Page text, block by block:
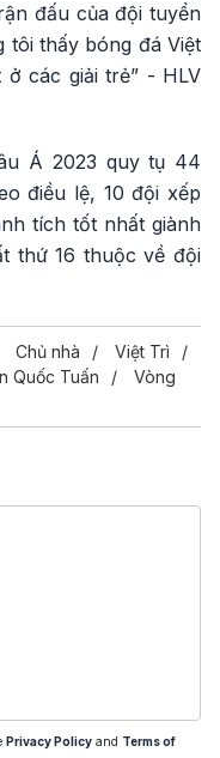
đấu của đội tuyển
tôi thấy bóng đá Việt
các giải trẻ” - HLV
Á 2023 quy tụ 44
điều lệ, 10 đội xếp
tích tốt nhất giành
thứ 16 thuộc về đội
Chủ nhà
Việt Trì
Quốc Tuấn
Vòng
Privacy Policy and Terms of